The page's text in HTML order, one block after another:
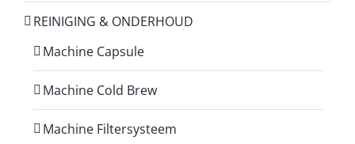
REINIGING & ONDERHOUD
Machine Capsule
Machine Cold Brew
Machine Filtersysteem